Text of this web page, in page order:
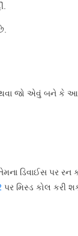
જો એવું બને કે આ
ડિવાઈસ પર રન
પર મિસ્ડ કોલ કરી